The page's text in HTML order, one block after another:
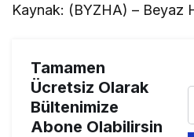
Kaynak: (BYZHA) – Beyaz
Tamamen
Ücretsiz Olarak
Bültenimize
Abone Olabilirsin